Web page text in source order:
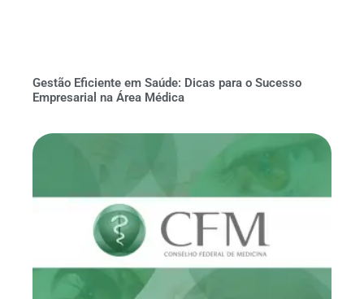
Gestão Eficiente em Saúde: Dicas para o Sucesso
Empresarial na Área Médica